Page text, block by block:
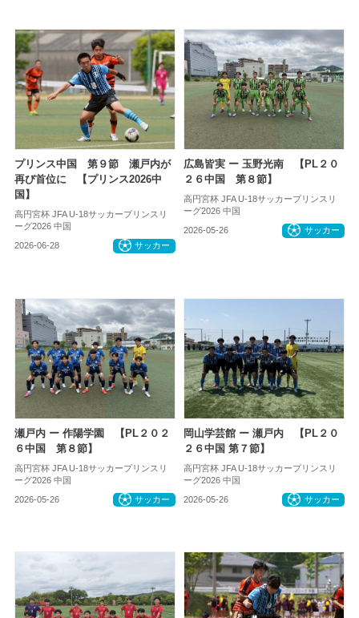
プリンス中国 第９節 瀬戸内が
再び首位に 【プリンス2026中
国】
高円宮杯 JFA U-18サッカープリンスリ
ーグ2026 中国
2026-06-28 サッカー
広島皆実 ー 玉野光南 【PL２０
２６中国 第８節】
高円宮杯 JFA U-18サッカープリンスリ
ーグ2026 中国
2026-05-26 サッカー
瀬戸内 ー 作陽学園 【PL２０２
６中国 第８節】
高円宮杯 JFA U-18サッカープリンスリ
ーグ2026 中国
2026-05-26 サッカー
岡山学芸館 ー 瀬戸内 【PL２０
２６中国 第７節】
高円宮杯 JFA U-18サッカープリンスリ
ーグ2026 中国
2026-05-26 サッカー